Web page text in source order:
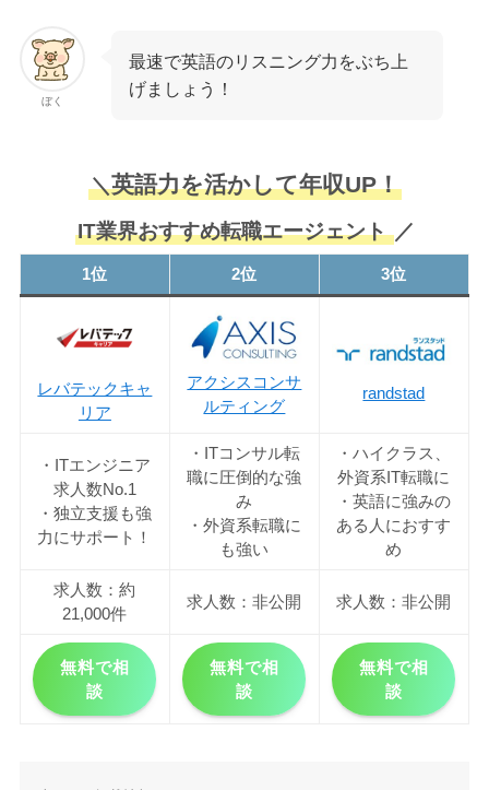
ぼく
最速で英語のリスニング力をぶち上
げましょう！
＼英語力を活かして年収UP！
IT業界おすすめ転職エージェント／
1位 2位 3位
レバテックキャ
リア
アクシスコンサ
ルティング
randstad
・ITエンジニア
求人数No.1
・独立支援も強
力にサポート！
・ITコンサル転
職に圧倒的な強
み
・外資系転職に
も強い
・ハイクラス、
外資系IT転職に
・英語に強みの
ある人におすす
め
求人数：約
21,000件
求人数：非公開 求人数：非公開
無料で相
談
無料で相
談
無料で相
談